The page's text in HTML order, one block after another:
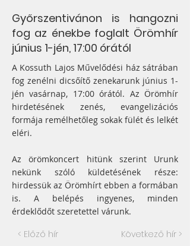
Győrszentivánon is hangozni
fog az énekbe foglalt Örömhír
június 1-jén, 17:00 órától
A Kossuth Lajos Művelődési ház sátrában
fog zenélni dicsőítő zenekarunk június 1-
jén vasárnap, 17:00 órától. Az Örömhír
hirdetésének zenés, evangelizációs
formája remélhetőleg sokak fülét és lelkét
eléri.
Az örömkoncert hitünk szerint Urunk
nekünk szóló küldetésének része:
hirdessük az Örömhírt ebben a formában
is. A belépés ingyenes, minden
érdeklődőt szeretettel várunk.
< Előző hír Következő hír >